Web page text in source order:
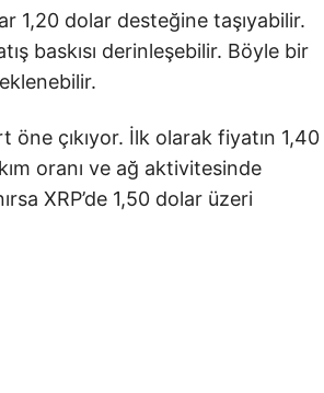
1,20 dolar desteğine taşıyabilir.
baskısı derinleşebilir. Böyle bir
çıkıyor. İlk olarak fiyatın 1,40
oranı ve ağ aktivitesinde
XRP’de 1,50 dolar üzeri